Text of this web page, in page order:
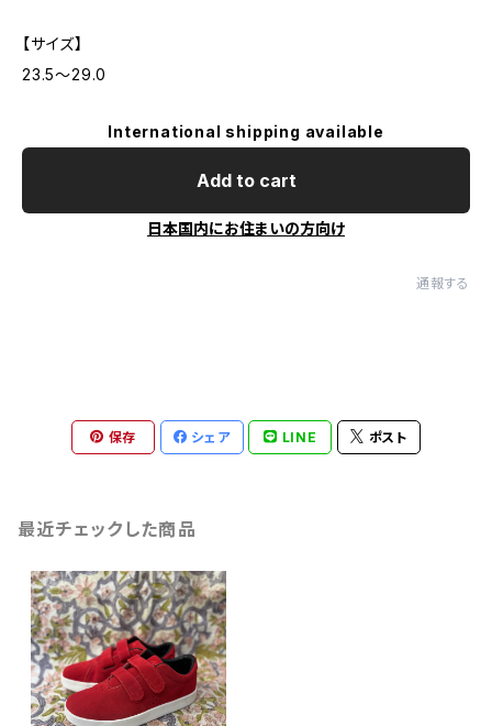
【サイズ】
23.5〜29.0
International shipping available
Add to cart
日本国内にお住まいの方向け
通報する
保存 シェア LINE ポスト
最近チェックした商品